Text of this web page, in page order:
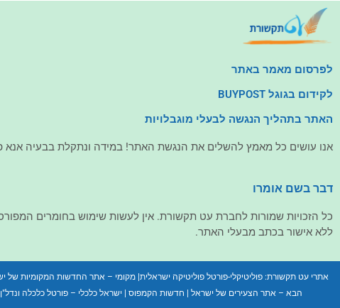
לפרסום מאמר באתר
לקידום בגוגל BUYPOST
האתר בתהליך הנגשה לבעלי מוגבלויות
אנו עושים כל מאמץ להשלים את הנגשת האתר! במידה ונתקלת בבעיה אנא
דבר בשם אומרו
כל הזכויות שמורות לחברת עט תקשורת. אין לעשות שימוש בחומרים
ללא אישור בכתב מבעלי האתר.
אתרי עט תקשורת:פוליטיקלי-פורטל פוליטיקה ישראלית |מקומי – אתר החדשות המקומיות של
הבא – אתר הצעירים של ישראל
חדשות הקמפוס ישראל כלכלי – פורטל כלכלה ונדל"ן